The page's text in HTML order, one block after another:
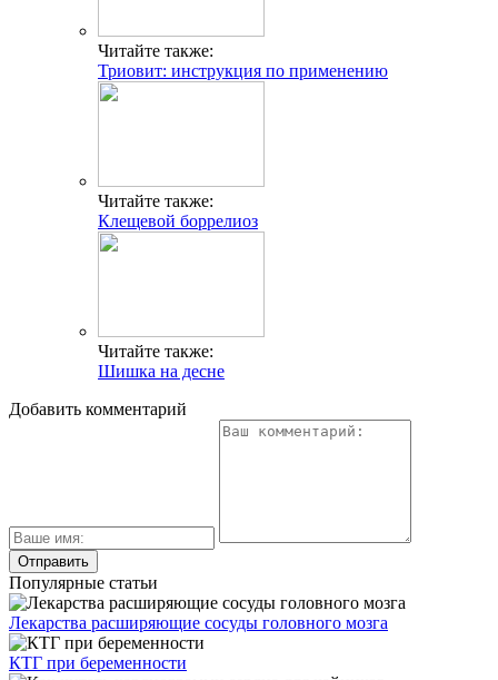
Читайте также:
Триовит: инструкция по применению
Читайте также:
Клещевой боррелиоз
Читайте также:
Шишка на десне
Добавить комментарий
Популярные статьи
Лекарства расширяющие сосуды головного мозга
КТГ при беременности